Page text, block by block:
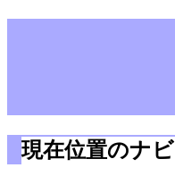
現在位置のナビ